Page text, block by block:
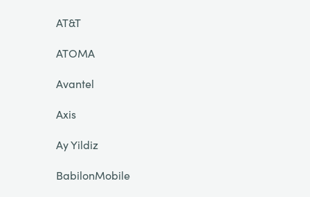
AT&T
ATOMA
Avantel
Axis
Ay Yildiz
BabilonMobile